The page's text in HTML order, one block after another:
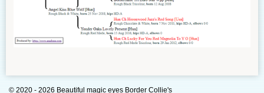
© 2020 - 2026 Beautiful magic eyes Border Collie's